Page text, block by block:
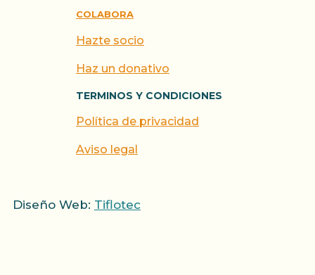
COLABORA
Hazte socio
Haz un donativo
TERMINOS Y CONDICIONES
Política de privacidad
Aviso legal
Diseño Web: Tiflotec